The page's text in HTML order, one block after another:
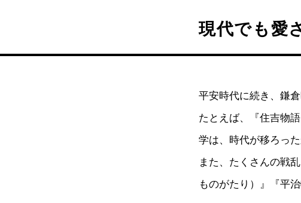
現代でも愛
平安時代に続き、鎌
たとえば、『住吉物
学は、時代が移ろっ
また、たくさんの戦
ものがたり）』『平